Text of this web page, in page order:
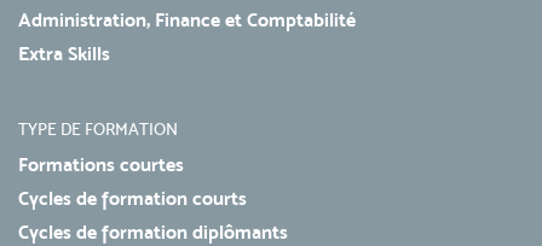
Administration, Finance et Comptabilité
Extra Skills
TYPE DE FORMATION
Formations courtes
Cycles de formation courts
Cycles de formation diplômants